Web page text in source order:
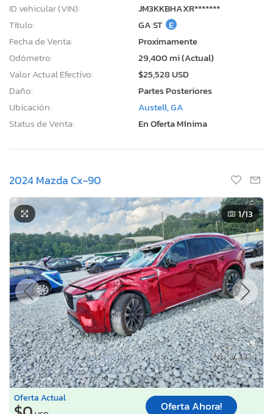
ID vehicular (VIN):
JM3KKBHAXR*******
Título:
GA ST E
Fecha de Venta:
Proximamente
Odómetro:
29,400 mi (Actual)
Valor Actual Efectivo:
$25,528 USD
Daño:
Partes Posteriores
Ubicación:
Austell, GA
Status de Venta:
En Oferta Mínima
2024 Mazda Cx-90
1/13
Oferta Actual
Oferta Ahora!